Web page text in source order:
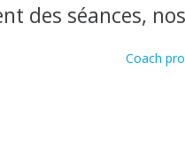
des séances,
Coach